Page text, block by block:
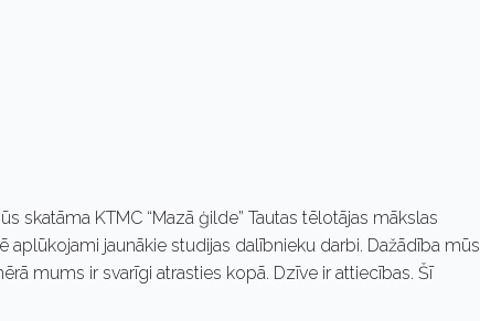
skatāma KTMC “Mazā ģilde” Tautas tēlotājas mākslas
aplūkojami jaunākie studijas dalībnieku darbi. Dažādība mūs
mums ir svarīgi atrasties kopā. Dzīve ir attiecības. Šī